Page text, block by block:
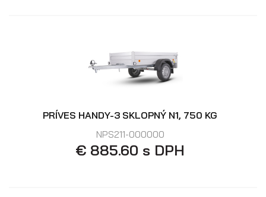
PRÍVES HANDY-3 SKLOPNÝ N1, 750 KG
NPS211-000000
€ 885.60 s DPH